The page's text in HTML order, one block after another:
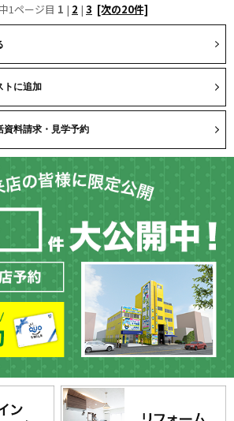
1ページ目 1 | 2 | 3 [次の20件]